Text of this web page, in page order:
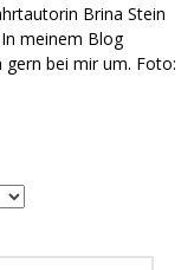
Brina Stein
meinem Blog
gern bei mir um. Foto: